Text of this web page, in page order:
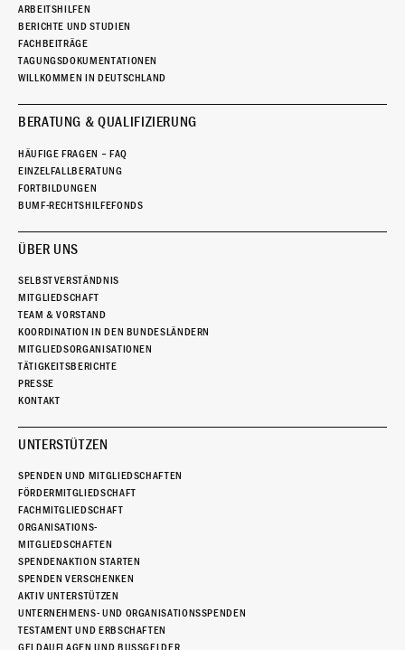
ARBEITSHILFEN
BERICHTE UND STUDIEN
FACHBEITRÄGE
TAGUNGSDOKUMENTATIONEN
WILLKOMMEN IN DEUTSCHLAND
BERATUNG & QUALIFIZIERUNG
HÄUFIGE FRAGEN – FAQ
EINZELFALLBERATUNG
FORTBILDUNGEN
BUMF-RECHTSHILFEFONDS
ÜBER UNS
SELBSTVERSTÄNDNIS
MITGLIEDSCHAFT
TEAM & VORSTAND
KOORDINATION IN DEN BUNDESLÄNDERN
MITGLIEDSORGANISATIONEN
TÄTIGKEITSBERICHTE
PRESSE
KONTAKT
UNTERSTÜTZEN
SPENDEN UND MITGLIEDSCHAFTEN
FÖRDERMITGLIEDSCHAFT
FACHMITGLIEDSCHAFT
ORGANISATIONS-
MITGLIEDSCHAFTEN
SPENDENAKTION STARTEN
SPENDEN VERSCHENKEN
AKTIV UNTERSTÜTZEN
UNTERNEHMENS- UND ORGANISATIONSSPENDEN
TESTAMENT UND ERBSCHAFTEN
GELDAUFLAGEN UND BUSSGELDER